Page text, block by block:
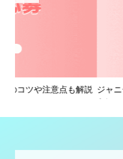
ジャニーズの復活当選とは